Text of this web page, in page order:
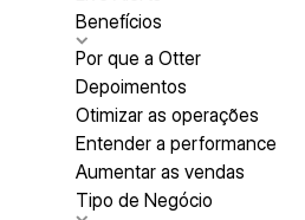
Benefícios
Por que a Otter
Depoimentos
Otimizar as operações
Entender a performance
Aumentar as vendas
Tipo de Negócio